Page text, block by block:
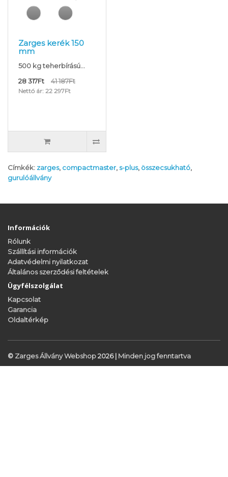
Zarges kerék 150
mm
500 kg teherbírású...
28 317Ft
41 187Ft
Nettó ár: 22 297Ft
Címkék: zarges, compactmaster, s-plus, összecsukható,
gurulóállvány
Információk
Rólunk
Szállítási információk
Adatvédelmi nyilatkozat
Általános szerződési feltételek
Ügyfélszolgálat
Kapcsolat
Garancia
Oldaltérkép
© Zarges Állvány Webshop2026 | Minden jog fenntartva